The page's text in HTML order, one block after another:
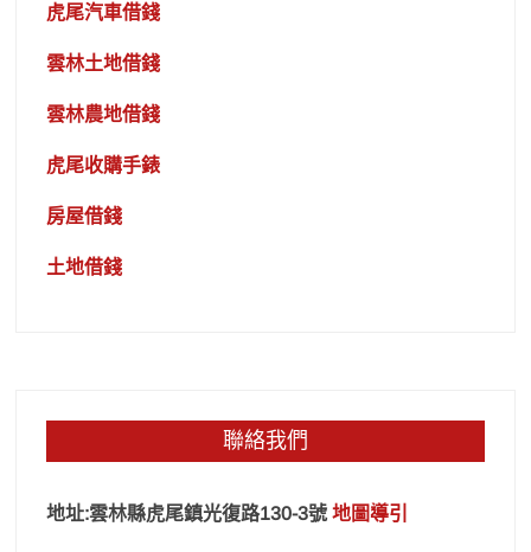
虎尾汽車借錢
雲林土地借錢
雲林農地借錢
虎尾收購手錶
房屋借錢
土地借錢
聯絡我們
地址:雲林縣虎尾鎮光復路130-3號地圖導引